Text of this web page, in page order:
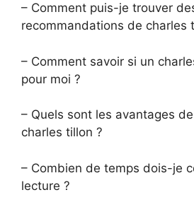
– Comment puis-je trouver
recommandations de charles
– Comment savoir si un
pour moi ?
– Quels sont les avantages
charles tillon ?
– Combien de temps dois-je
lecture ?